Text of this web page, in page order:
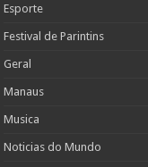
Esporte
Festival de Parintins
Geral
Manaus
Musica
Noticias do Mundo